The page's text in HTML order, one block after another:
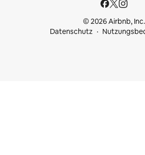
© 2026 Airbnb, Inc.
Datenschutz